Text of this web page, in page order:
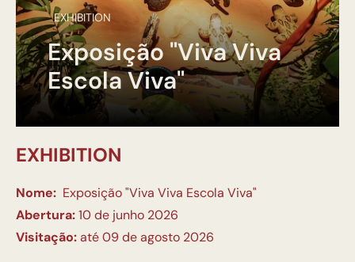
EXHIBITION
Exposição "Viva Viva
Escola Viva"
EXHIBITION
Nome: Exposição "Viva Viva Escola Viva"
Abertura:10 de junho 2026
Visitação:até 09 de agosto 2026